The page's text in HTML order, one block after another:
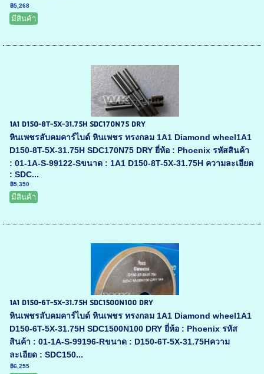
฿5,268
มีสินค้า
1A1 D150-8T-5X-31.75H SDC170N75 DRY
หินเพชรลับคมคาร์ไบด์ หินเพชร ทรงกลม 1A1 Diamond wheel1A1
D150-8T-5X-31.75H SDC170N75 DRY ยี่ห้อ : Phoenix รหัสสินค้า
: 01-1A-S-99122-Sขนาด : 1A1 D150-8T-5X-31.75H ความละเอียด
: SDC...
฿5,350
มีสินค้า
1A1 D150-6T-5X-31.75H SDC1500N100 DRY
หินเพชรลับคมคาร์ไบด์ หินเพชร ทรงกลม 1A1 Diamond wheel1A1
D150-6T-5X-31.75H SDC1500N100 DRY ยี่ห้อ : Phoenix รหัส
สินค้า : 01-1A-S-99196-Rขนาด : D150-6T-5X-31.75Hความ
ละเอียด : SDC150...
฿6,255